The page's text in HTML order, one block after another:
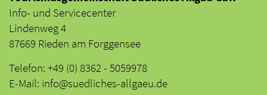
Info- und Servicecenter
Lindenweg 4
87669 Rieden am Forggensee
Telefon: +49 (0) 8362 - 5059978
E-Mail: info@suedliches-allgaeu.de